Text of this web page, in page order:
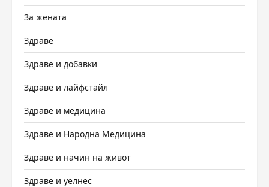
За жената
Здраве
Здраве и добавки
Здраве и лайфстайл
Здраве и медицина
Здраве и Народна Медицина
Здраве и начин на живот
Здраве и уелнес